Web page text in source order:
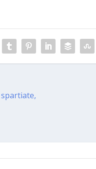
spartiate,